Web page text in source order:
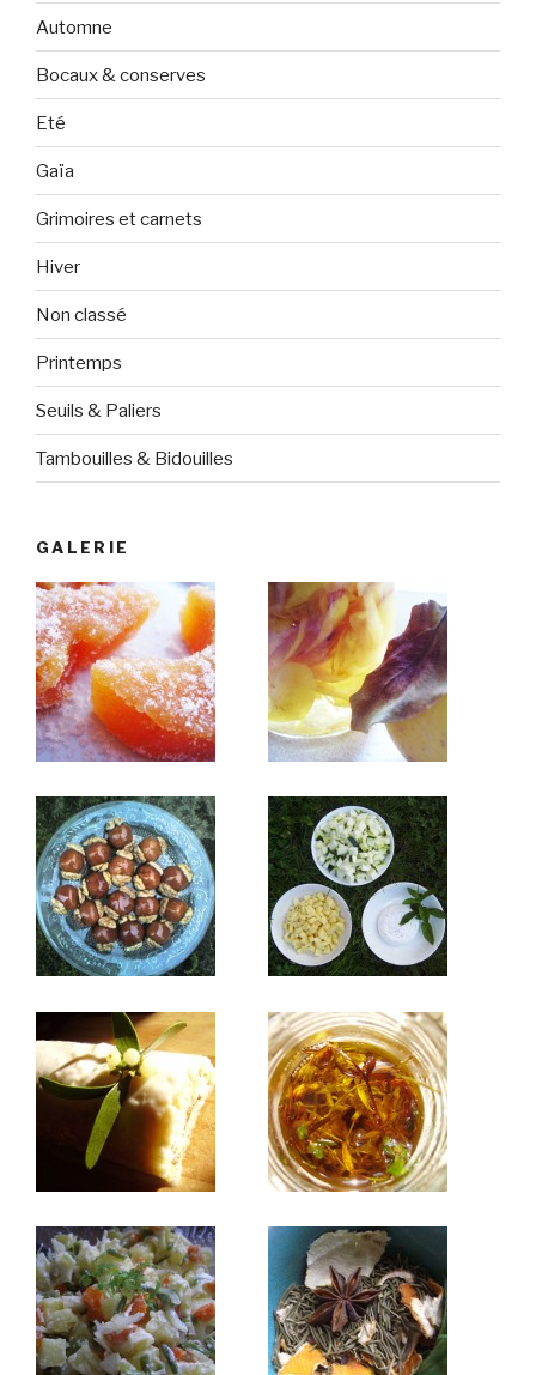
Automne
Bocaux & conserves
Eté
Gaïa
Grimoires et carnets
Hiver
Non classé
Printemps
Seuils & Paliers
Tambouilles & Bidouilles
GALERIE